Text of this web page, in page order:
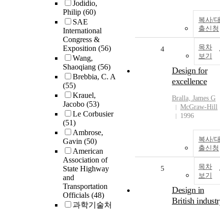
Jodidio,
Philip (60)
SAE
International
Congress &
Exposition (56)
Wang,
Shaoqiang (56)
Brebbia, C. A
(55)
Krauel,
Jacobo (53)
Le Corbusier
(51)
Ambrose,
Gavin (50)
American
Association of
State Highway
and
Transportation
Officials (48)
과학기술처
복사/
출신청
목차
보기
4
Design for
excellence
Bralla, James G
McGraw-Hill
1996
복사/
출신청
목차
보기
5
Design in
British